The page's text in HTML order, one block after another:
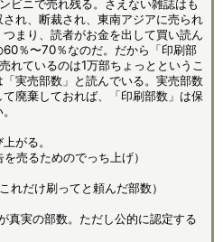
ビニで売れ残る。さえない雑誌はも
れ、断裁され、東南アジアに売られ
まり、読者がお金を出して買い読ん
％〜70％なのだ。だから「印刷部
れているのは1万部ちょっとというこ
実売部数」と読んでいる。実売部数
廃棄しておれば、「印刷部数」は保
がる。
売るためのでっち上げ）
れだけ刷ってと頼んだ部数）
真実の部数。ただし公的に認定する